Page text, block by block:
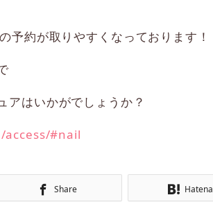
予約が取りやすくなっております！
アはいかがでしょうか？
#nail
Share Hatena